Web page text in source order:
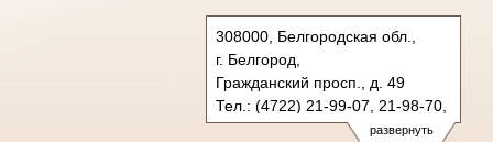
развернуть
308000, Белгородская обл.,
г. Белгород,
Гражданский просп., д. 49
Тел.: (4722) 21-99-07, 21-98-70,
21-98-76